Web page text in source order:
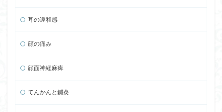
耳の違和感
顔の痛み
顔面神経麻痺
てんかんと鍼灸